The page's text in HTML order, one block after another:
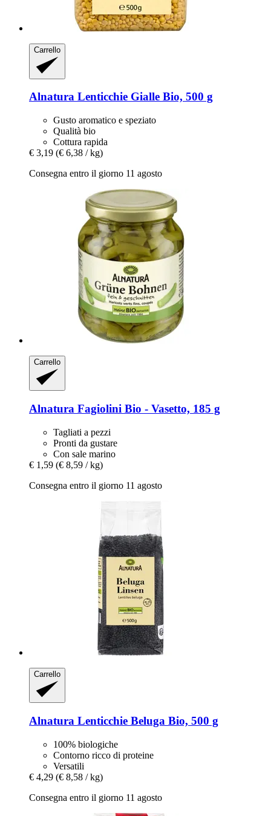
Carrello
Alnatura Lenticchie Gialle Bio, 500 g
Gusto aromatico e speziato
Qualità bio
Cottura rapida
€ 3,19 (€ 6,38 / kg)
Consegna entro il giorno 11 agosto
Carrello
Alnatura Fagiolini Bio -​ Vasetto, 185 g
Tagliati a pezzi
Pronti da gustare
Con sale marino
€ 1,59 (€ 8,59 / kg)
Consegna entro il giorno 11 agosto
Carrello
Alnatura Lenticchie Beluga Bio, 500 g
100% biologiche
Contorno ricco di proteine
Versatili
€ 4,29 (€ 8,58 / kg)
Consegna entro il giorno 11 agosto